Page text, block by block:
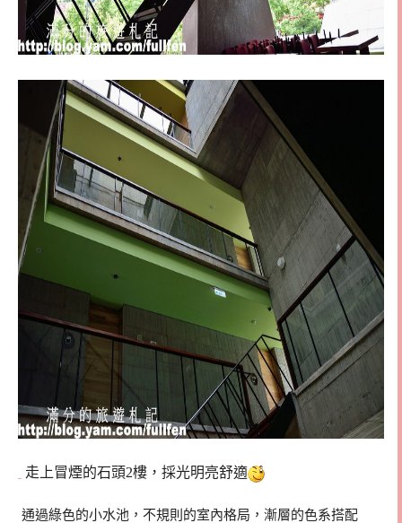
走上冒煙的石頭2樓，採光明亮舒適
通過綠色的小水池，不規則的室內格局，漸層的色系搭配